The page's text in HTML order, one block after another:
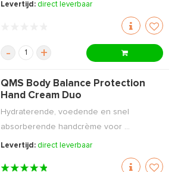
Levertijd: direct leverbaar
- +
QMS Body Balance Protection
Hand Cream Duo
Hydraterende, voedende en snel
absorberende handcrème voor ...
Levertijd: direct leverbaar